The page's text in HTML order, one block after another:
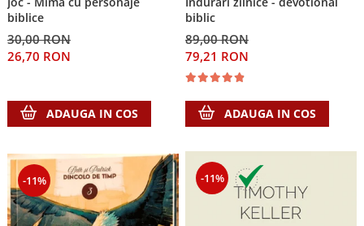
biblice
30,00 RON
26,70 RON
ADAUGA IN COS
biblic
89,00 RON
79,21 RON
ADAUGA IN COS
-11% -11%